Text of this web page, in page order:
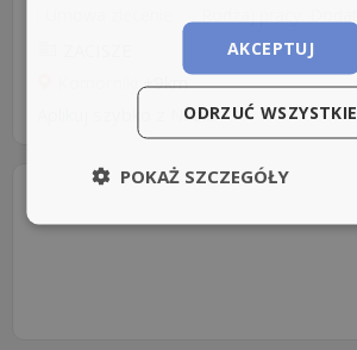
+9km
Aplikuj szybko z Nuzle
AKCEPTUJ
ODRZUĆ WSZYSTKIE
POKAŻ SZCZEGÓŁY